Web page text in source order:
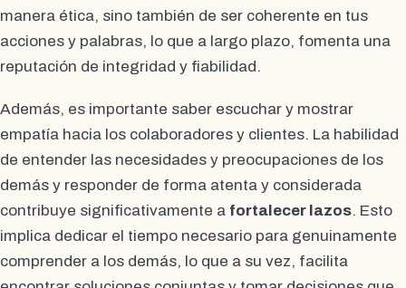
manera ética, sino también de ser coherente en tus
acciones y palabras, lo que a largo plazo, fomenta una
reputación de integridad y fiabilidad.
Además, es importante saber escuchar y mostrar
empatía hacia los colaboradores y clientes. La habilidad
de entender las necesidades y preocupaciones de los
demás y responder de forma atenta y considerada
contribuye significativamente a fortalecer lazos. Esto
implica dedicar el tiempo necesario para genuinamente
comprender a los demás, lo que a su vez, facilita